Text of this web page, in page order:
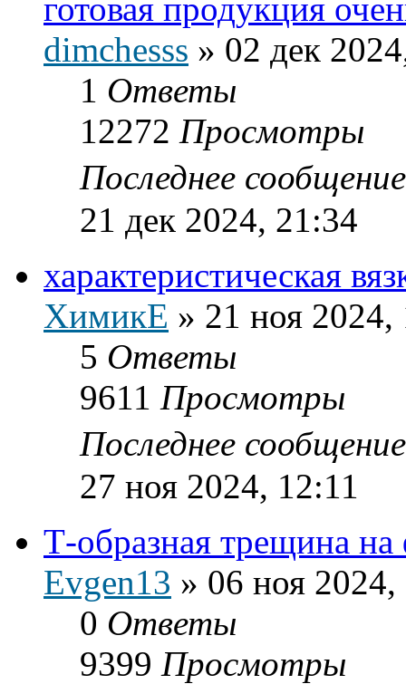
готовая продукция
dimchesss » 02 дек
1 Ответы
12272 Просмотры
Последнее
21 дек 2024, 21:34
характеристическая
ХимикЕ » 21 ноя 2024,
5 Ответы
9611 Просмотры
Последнее
27 ноя 2024, 12:11
Т-образная трещина
Evgen13 » 06 ноя
0 Ответы
9399 Просмотры